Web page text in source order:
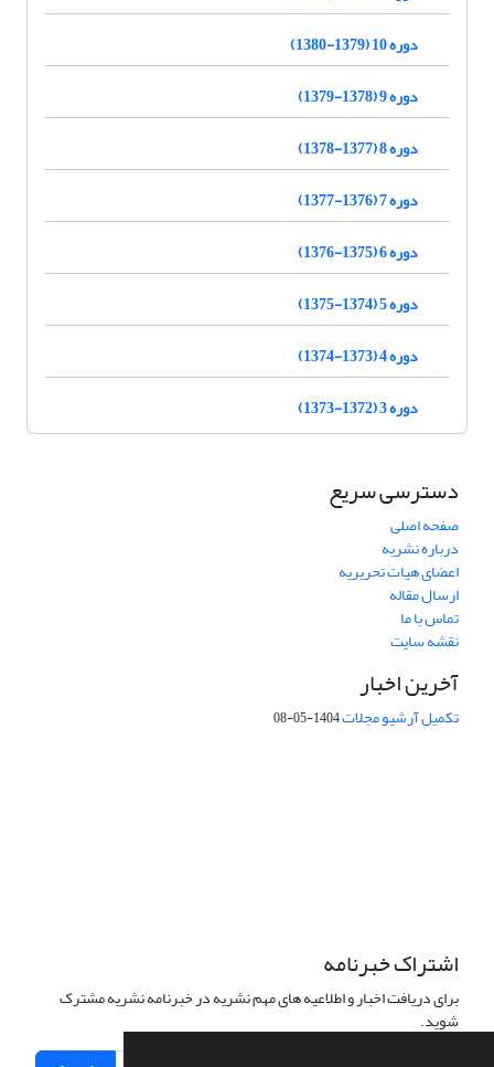
دوره 10 (1379-1380)
دوره 9 (1378-1379)
دوره 8 (1377-1378)
دوره 7 (1376-1377)
دوره 6 (1375-1376)
دوره 5 (1374-1375)
دوره 4 (1373-1374)
دوره 3 (1372-1373)
دسترسی سریع
صفحه اصلی
درباره نشریه
اعضای هیات تحریریه
ارسال مقاله
تماس با ما
نقشه سایت
آخرین اخبار
تکمیل آرشیو مجلات1404-05-08
اشتراک خبرنامه
برای دریافت اخبار و اطلاعیه های مهم نشریه در خبرنامه نشریه مشترک
شوید.